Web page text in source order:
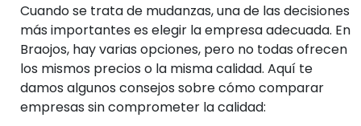
Cuando se trata de mudanzas, una de las decisiones
más importantes es elegir la empresa adecuada. En
Braojos, hay varias opciones, pero no todas ofrecen
los mismos precios o la misma calidad. Aquí te
damos algunos consejos sobre cómo comparar
empresas sin comprometer la calidad: